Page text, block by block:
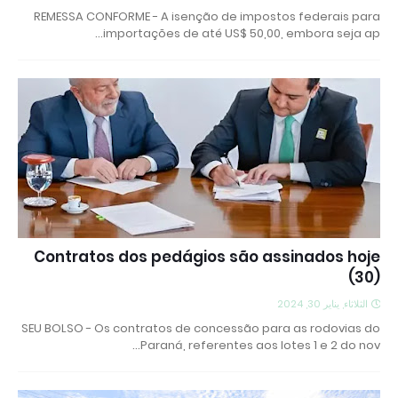
REMESSA CONFORME - A isenção de impostos federais para
importações de até US$ 50,00, embora seja ap…
Contratos dos pedágios são assinados hoje
(30)
الثلاثاء, يناير 30, 2024
SEU BOLSO - Os contratos de concessão para as rodovias do
Paraná, referentes aos lotes 1 e 2 do nov…